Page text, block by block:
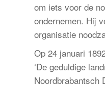
om iets voor de
ondernemen. Hij
organisatie
Op 24 januari
‘De geduldige
Noordbrabantsch